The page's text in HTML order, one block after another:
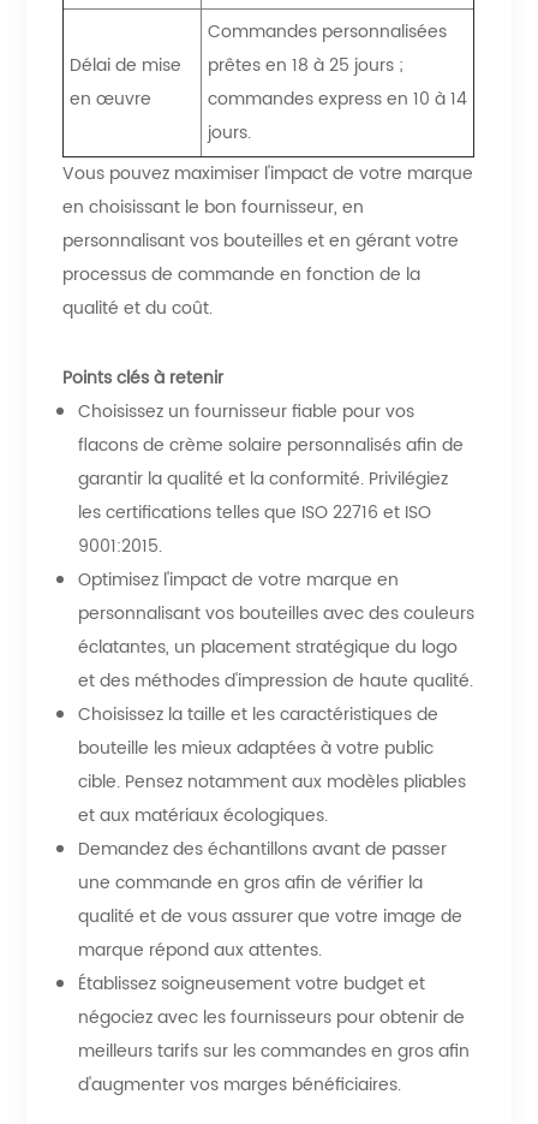
Délai de mise
en œuvre
Commandes personnalisées
prêtes en 18 à 25 jours ;
commandes express en 10 à 14
jours.
Vous pouvez maximiser l'impact de votre marque
en choisissant le bon fournisseur, en
personnalisant vos bouteilles et en gérant votre
processus de commande en fonction de la
qualité et du coût.
Points clés à retenir
Choisissez un fournisseur fiable pour vos
flacons de crème solaire personnalisés afin de
garantir la qualité et la conformité. Privilégiez
les certifications telles que ISO 22716 et ISO
9001:2015.
Optimisez l'impact de votre marque en
personnalisant vos bouteilles avec des couleurs
éclatantes, un placement stratégique du logo
et des méthodes d'impression de haute qualité.
Choisissez la taille et les caractéristiques de
bouteille les mieux adaptées à votre public
cible. Pensez notamment aux modèles pliables
et aux matériaux écologiques.
Demandez des échantillons avant de passer
une commande en gros afin de vérifier la
qualité et de vous assurer que votre image de
marque répond aux attentes.
Établissez soigneusement votre budget et
négociez avec les fournisseurs pour obtenir de
meilleurs tarifs sur les commandes en gros afin
d'augmenter vos marges bénéficiaires.